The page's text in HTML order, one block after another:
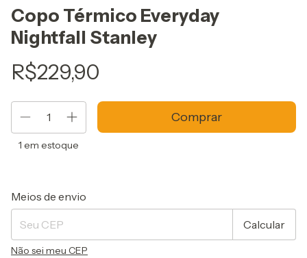
Copo Térmico Everyday
Nightfall Stanley
R$229,90
1 em estoque
Entregas para o CEP:
Meios de envio
Calcular
Não sei meu CEP